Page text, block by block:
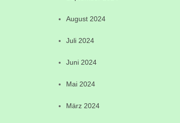
August 2024
Juli 2024
Juni 2024
Mai 2024
März 2024